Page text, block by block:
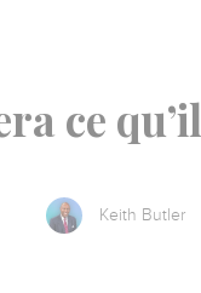
ce
Keith Butler